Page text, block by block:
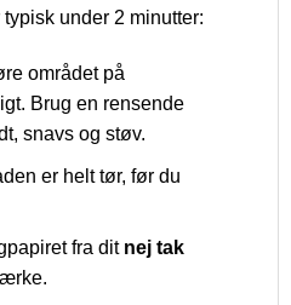
under 2 minutter:
området på
Brug en rensende
snavs og støv.
er helt tør, før du
fra dit nej tak